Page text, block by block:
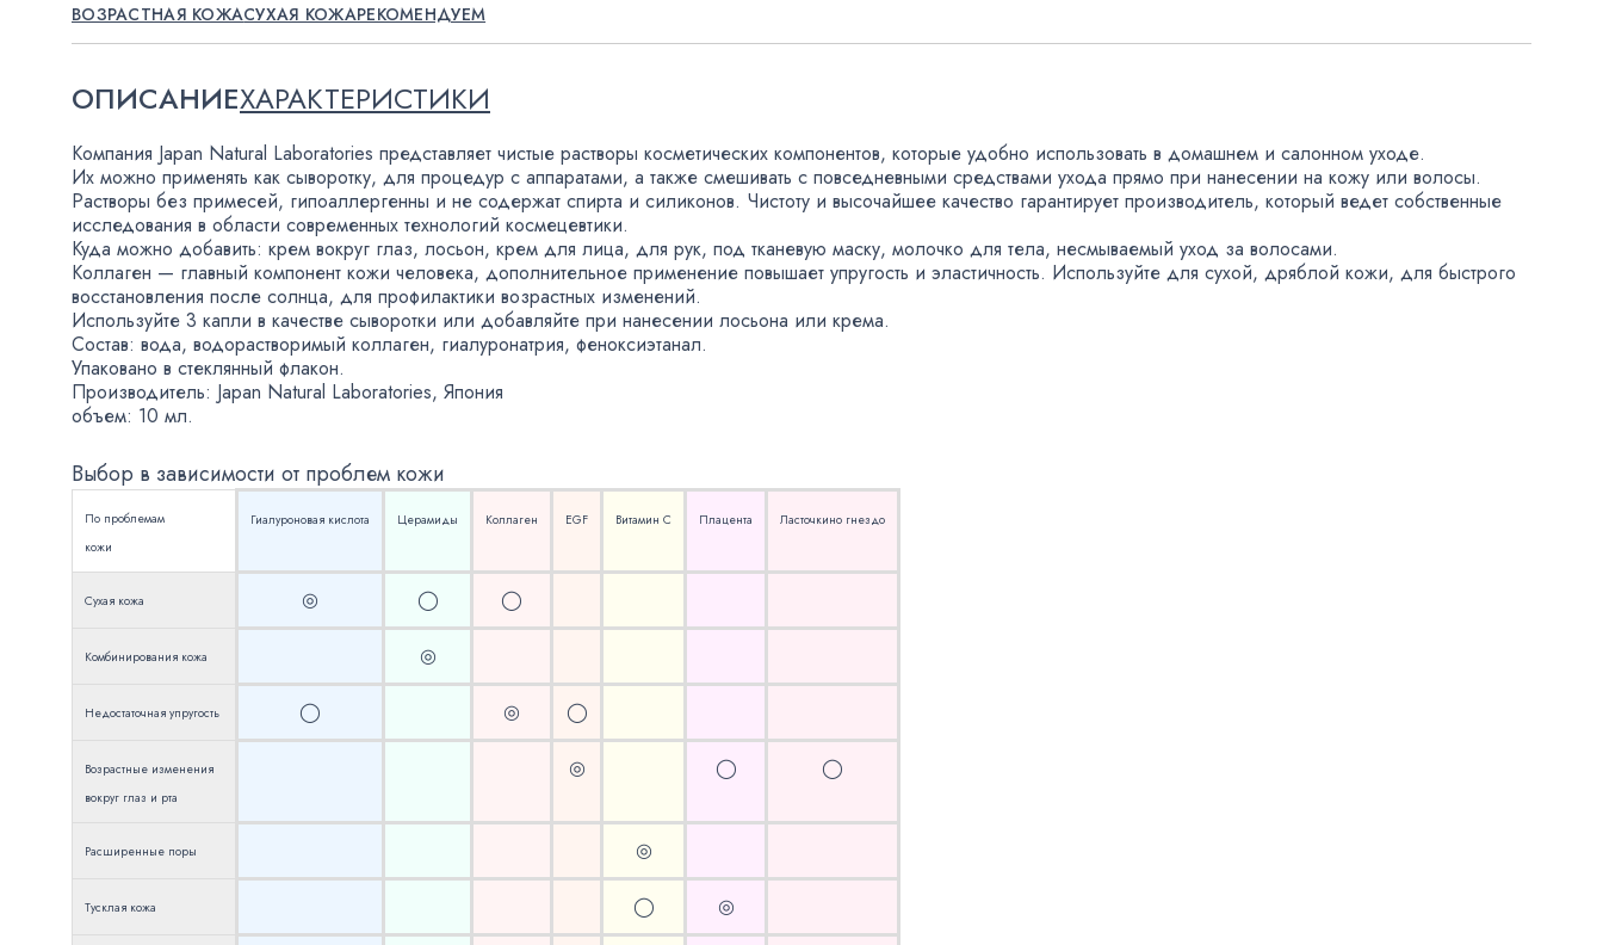
ВОЗРАСТНАЯ КОЖАСУХАЯ КОЖАРЕКОМЕНДУЕМ
ОПИСАНИЕХАРАКТЕРИСТИКИ
Компания Japan Natural Laboratories представляет чистые растворы косметических компонентов, которые удобно использовать в домашнем и салонном уходе.
Их можно применять как сыворотку, для процедур с аппаратами, а также смешивать с повседневными средствами ухода прямо при нанесении на кожу или волосы.
Растворы без примесей, гипоаллергенны и не содержат спирта и силиконов. Чистоту и высочайшее качество гарантирует производитель, который ведет собственные
исследования в области современных технологий космецевтики.
Куда можно добавить: крем вокруг глаз, лосьон, крем для лица, для рук, под тканевую маску, молочко для тела, несмываемый уход за волосами.
Коллаген — главный компонент кожи человека, дополнительное применение повышает упругость и эластичность. Используйте для сухой, дряблой кожи, для быстрого
восстановления после солнца, для профилактики возрастных изменений.
Используйте 3 капли в качестве сыворотки или добавляйте при нанесении лосьона или крема.
Состав: вода, водорастворимый коллаген, гиалуронатрия, феноксиэтанал.
Упаковано в стеклянный флакон.
Производитель: Japan Natural Laboratories, Япония
объем: 10 мл.
Выбор в зависимости от проблем кожи
По проблемам
кожи
Гиалуроновая кислота Церамиды Коллаген EGF Витамин С Плацента Ласточкино гнездо
Сухая кожа ◎ ◯ ◯
Комбинирования кожа ◎
Недостаточная упругость ◯ ◎ ◯
Возрастные изменения
вокруг глаз и рта
◎ ◯ ◯
Расширенные поры ◎
Тусклая кожа ◯ ◎